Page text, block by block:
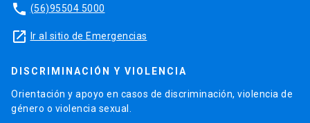
phone (56)95504 5000
launch Ir al sitio de Emergencias
DISCRIMINACIÓN Y VIOLENCIA
Orientación y apoyo en casos de discriminación, violencia de
género o violencia sexual.